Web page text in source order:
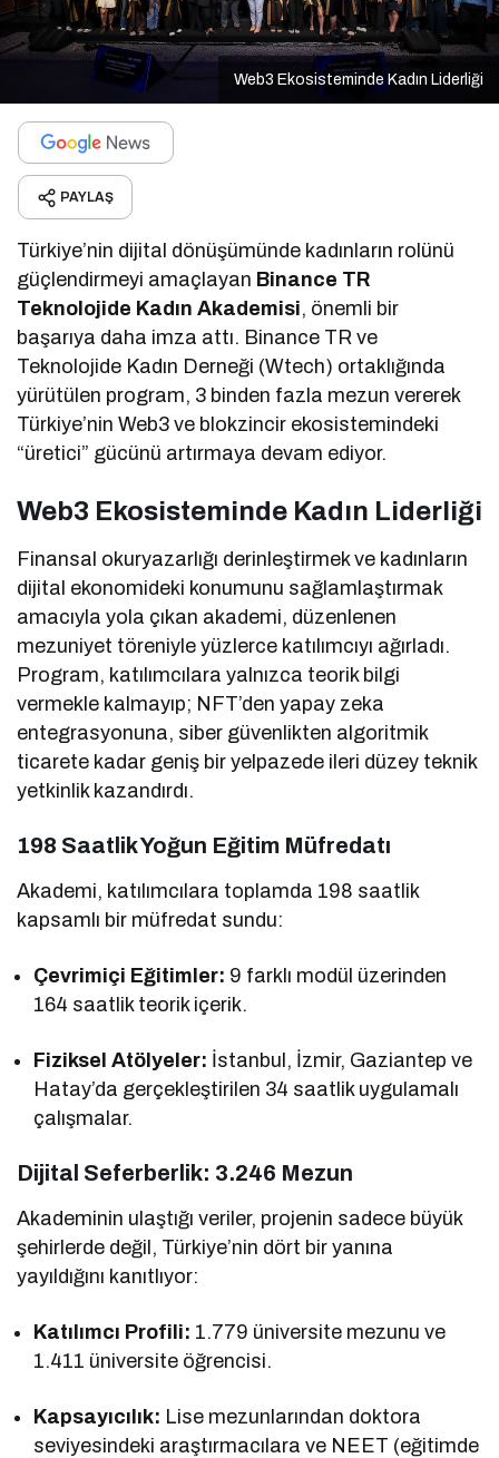
Web3 Ekosisteminde Kadın Liderliği
PAYLAŞ
Türkiye’nin dijital dönüşümünde kadınların rolünü
güçlendirmeyi amaçlayan Binance TR
Teknolojide Kadın Akademisi, önemli bir
başarıya daha imza attı. Binance TR ve
Teknolojide Kadın Derneği (Wtech) ortaklığında
yürütülen program, 3 binden fazla mezun vererek
Türkiye’nin Web3 ve blokzincir ekosistemindeki
“üretici” gücünü artırmaya devam ediyor.
Web3 Ekosisteminde Kadın Liderliği
Finansal okuryazarlığı derinleştirmek ve kadınların
dijital ekonomideki konumunu sağlamlaştırmak
amacıyla yola çıkan akademi, düzenlenen
mezuniyet töreniyle yüzlerce katılımcıyı ağırladı.
Program, katılımcılara yalnızca teorik bilgi
vermekle kalmayıp; NFT’den yapay zeka
entegrasyonuna, siber güvenlikten algoritmik
ticarete kadar geniş bir yelpazede ileri düzey teknik
yetkinlik kazandırdı.
198 Saatlik Yoğun Eğitim Müfredatı
Akademi, katılımcılara toplamda 198 saatlik
kapsamlı bir müfredat sundu:
Çevrimiçi Eğitimler: 9 farklı modül üzerinden
164 saatlik teorik içerik.
Fiziksel Atölyeler: İstanbul, İzmir, Gaziantep ve
Hatay’da gerçekleştirilen 34 saatlik uygulamalı
çalışmalar.
Dijital Seferberlik: 3.246 Mezun
Akademinin ulaştığı veriler, projenin sadece büyük
şehirlerde değil, Türkiye’nin dört bir yanına
yayıldığını kanıtlıyor:
Katılımcı Profili: 1.779 üniversite mezunu ve
1.411 üniversite öğrencisi.
Kapsayıcılık: Lise mezunlarından doktora
seviyesindeki araştırmacılara ve NEET (eğitimde